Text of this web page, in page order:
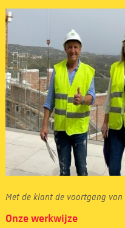
Met de klant de voortgang
Onze werkwijze